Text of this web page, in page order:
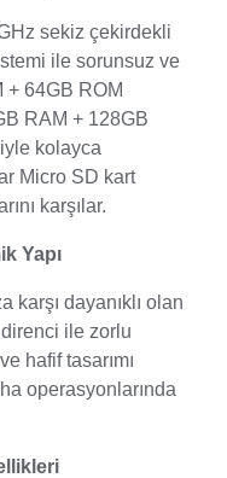
sekiz çekirdekli
ile sorunsuz ve
+ 64GB ROM
RAM + 128GB
kolayca
Micro SD kart
karşılar.
Yapı
karşı dayanıklı olan
ile zorlu
hafif tasarımı
operasyonlarında